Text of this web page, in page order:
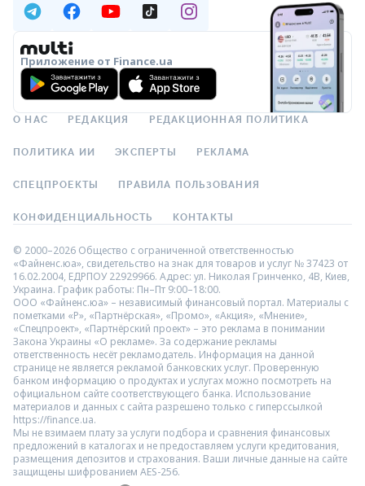
Приложение от Finance.ua
О НАС РЕДАКЦИЯ РЕДАКЦИОННАЯ ПОЛИТИКА
ПОЛИТИКА ИИ ЭКСПЕРТЫ РЕКЛАМА
СПЕЦПРОЕКТЫ ПРАВИЛА ПОЛЬЗОВАНИЯ
КОНФИДЕНЦИАЛЬНОСТЬ КОНТАКТЫ
© 2000–2026 Общество с ограниченной ответственностью
«Файненс.юа», свидетельство на знак для товаров и услуг № 37423 от
16.02.2004, ЕДРПОУ 22929966. Адрес: ул. Николая Гринченко, 4В, Киев,
Украина. График работы: Пн–Пт 9:00–18:00.
ООО «Файненс.юа» – независимый финансовый портал. Материалы с
пометками «Р», «Партнёрская», «Промо», «Акция», «Мнение»,
«Спецпроект», «Партнёрский проект» – это реклама в понимании
Закона Украины «О рекламе». За содержание рекламы
ответственность несёт рекламодатель. Информация на данной
странице не является рекламой банковских услуг. Проверенную
банком информацию о продуктах и услугах можно посмотреть на
официальном сайте соответствующего банка. Использование
материалов и данных с сайта разрешено только с гиперссылкой
https://finance.ua.
Мы не взимаем плату за услуги подбора и сравнения финансовых
предложений в каталогах и не предоставляем услуги кредитования,
размещения депозитов и страхования. Ваши личные данные на сайте
защищены шифрованием AES-256.